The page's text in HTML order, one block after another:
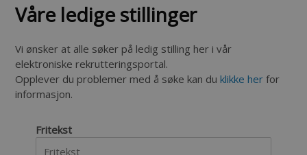
Våre ledige stillinger
Vi ønsker at alle søker på ledig stilling her i vår
elektroniske rekrutteringsportal.
Opplever du problemer med å søke kan duklikke her for
informasjon.
Fritekst